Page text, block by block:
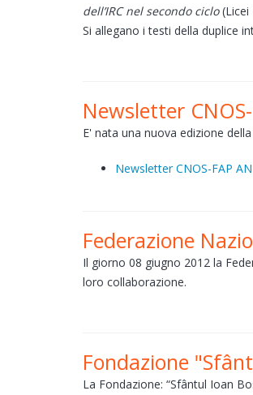
dell’IRC nel secondo ciclo(Licei
Si allegano i testi della duplice
Newsletter
E' nata una nuova edizione
Newsletter CNOS-FAP
Federazione
Il giorno 08 giugno 2012 la
loro collaborazione.
Fondazione
La Fondazione: “Sfântul Ioan